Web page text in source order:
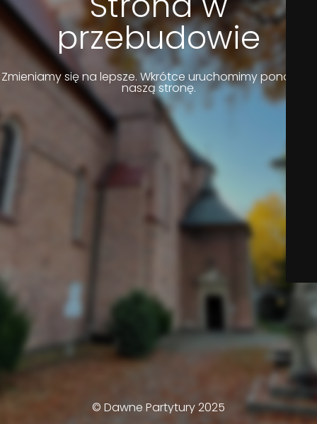
przebudowie
Zmieniamy się na lepsze. Wkrótce uruchomimy ponownie
naszą stronę.
© Dawne Partytury 2025